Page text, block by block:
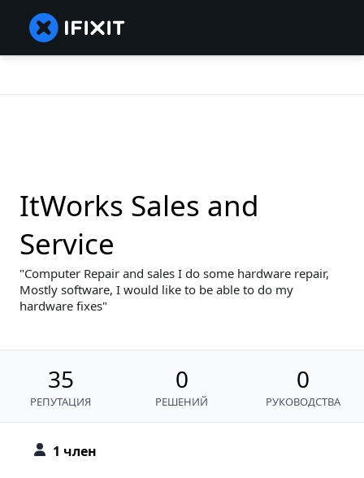
1 член
ItWorks Sales and
Service
Computer Repair and sales I do some hardware repair,
Mostly software, I would like to be able to do my
hardware fixes
35
РЕПУТАЦИЯ
0
РЕШЕНИЙ
0
РУКОВОДСТВА